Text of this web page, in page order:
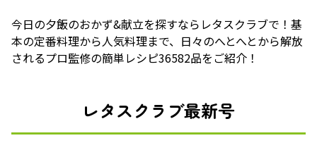
今日の夕飯のおかず&献立を探すならレタスクラブで！基
本の定番料理から人気料理まで、日々のへとへとから解放
されるプロ監修の簡単レシピ36582品をご紹介！
レタスクラブ最新号